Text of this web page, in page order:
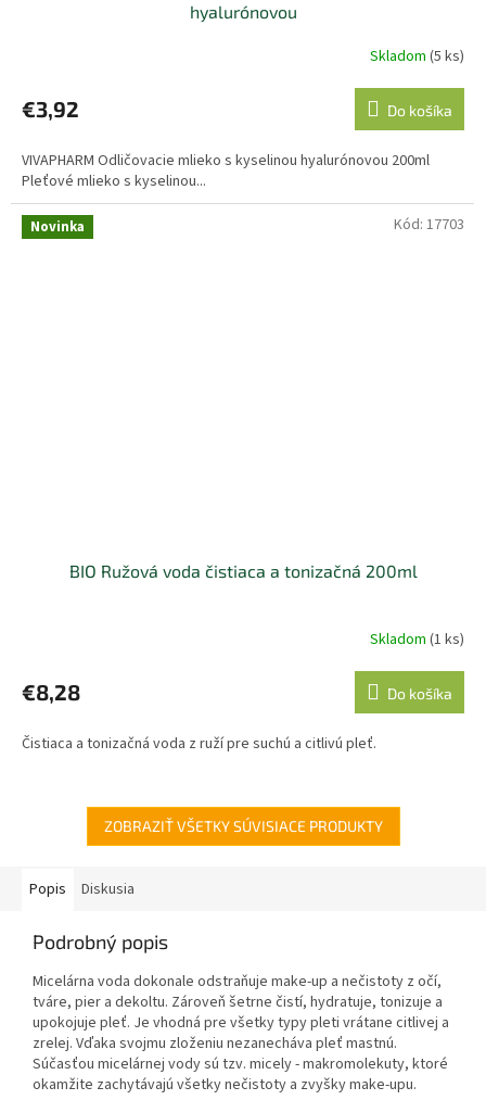
hyalurónovou
Skladom (5 ks)
€3,92 Do košíka
VIVAPHARM Odličovacie mlieko s kyselinou hyalurónovou 200ml
Pleťové mlieko s kyselinou...
Novinka
BIO Ružová voda čistiaca a tonizačná 200ml
Skladom (1 ks)
€8,28 Do košíka
Čistiaca a tonizačná voda z ruží pre suchú a citlivú pleť.
Kód: 17703
ZOBRAZIŤ VŠETKY SÚVISIACE PRODUKTY
Popis Diskusia
Podrobný popis
Micelárna voda dokonale odstraňuje make-up a nečistoty z očí,
tváre, pier a dekoltu. Zároveň šetrne čistí, hydratuje, tonizuje a
upokojuje pleť. Je vhodná pre všetky typy pleti vrátane citlivej a
zrelej. Vďaka svojmu zloženiu nezanecháva pleť mastnú.
Súčasťou micelárnej vody sú tzv. micely - makromolekuty, ktoré
okamžite zachytávajú všetky nečistoty a zvyšky make-upu.